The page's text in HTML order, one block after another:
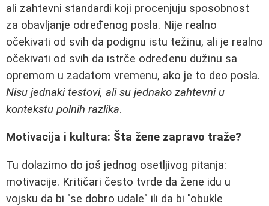
ali zahtevni standardi koji procenjuju sposobnost
za obavljanje određenog posla. Nije realno
očekivati od svih da podignu istu težinu, ali je realno
očekivati od svih da istrče određenu dužinu sa
opremom u zadatom vremenu, ako je to deo posla.
Nisu jednaki testovi, ali su jednako zahtevni u
kontekstu polnih razlika.
Motivacija i kultura: Šta žene zapravo traže?
Tu dolazimo do još jednog osetljivog pitanja:
motivacije. Kritičari često tvrde da žene idu u
vojsku da bi "se dobro udale" ili da bi "obukle